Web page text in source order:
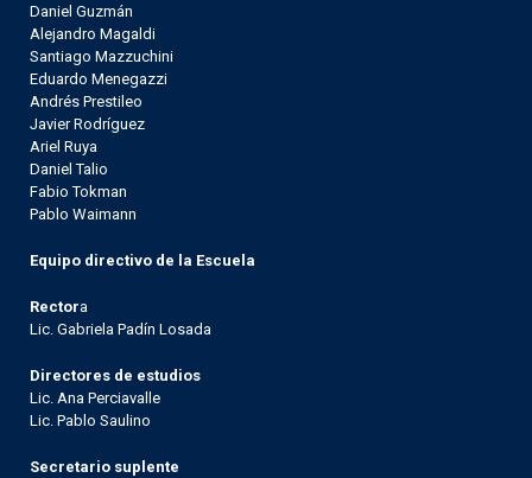
Daniel Guzmán
Alejandro Magaldi
Santiago Mazzuchini
Eduardo Menegazzi
Andrés Prestileo
Javier Rodríguez
Ariel Ruya
Daniel Talio
Fabio Tokman
Pablo Waimann
Equipo directivo de la Escuela
Rectora
Lic. Gabriela Padín Losada
Directores de estudios
Lic. Ana Perciavalle
Lic. Pablo Saulino
Secretario suplente